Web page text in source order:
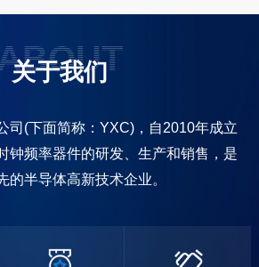
关于我们
司(下面简称：YXC)，自2010年成立
钟频率器件的研发、生产和销售，是
的半导体高新技术企业。